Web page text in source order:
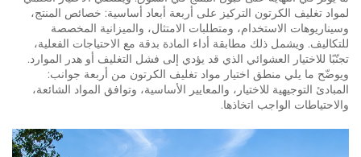
لمواد تغليف الكرتون التركيز على أربعة أبعاد أساسية: خصائص المنتج،
وسيناريوهات الاستخدام، ومتطلبات الامتثال، والميزانية المخصصة
للتكاليف. ويشمل ذلك مطابقة أداء المادة بدقة مع الاحتياجات الفعلية،
تجنّبًا للاختيار العشوائي الذي قد يؤدي إلى فشل التغليف أو هدر الموارد.
ويوضّح ما يلي منطق اختيار مواد تغليف الكرتون من أربعة جوانب:
المبادئ التوجيهية للاختيار، والمعايير الأساسية، وتوافق المواد الشائعة،
والاحتياطات الواجب اتخاذها.